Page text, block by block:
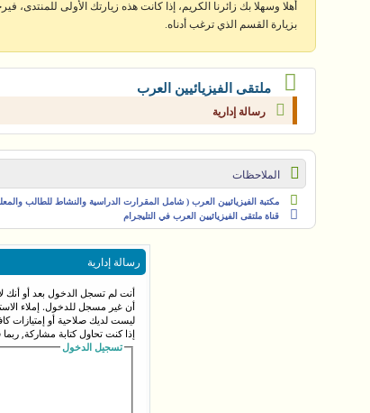
أهلا وسهلا بك زائرنا الكريم، إذا كانت هذه زيارتك الأولى للمنتدى،
بزيارة القسم الذي ترغب أدناه.
ملتقى الفيزيائيين العرب
رسالة إدارية
الملاحظات
مكتبة الفيزيائيين العرب ( شامل المقرارت الدراسية والنشاط للطالب
قناة ملتقى الفيزيائيين العرب في التليجرام
رسالة إدارية
أنت لم تسجل الدخول بعد أو أنك
أن غير مسجل للدخول. إملاء
ليست لديك صلاحية أو إمتيازات
إذا كنت تحاول كتابة مشاركة,
تسجيل الدخول